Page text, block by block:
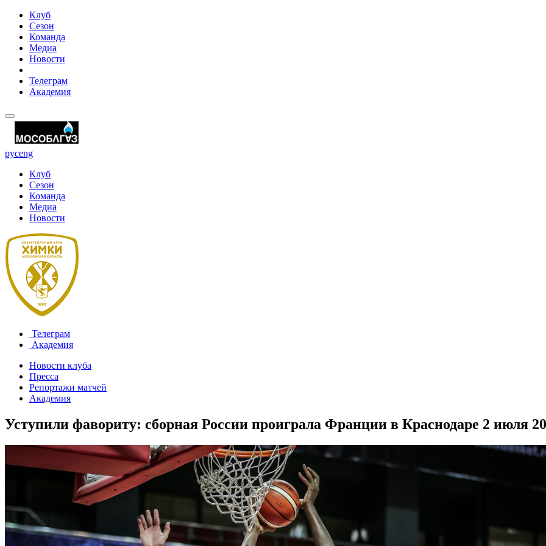
Клуб
Сезон
Команда
Медиа
Новости
Телеграм
Академия
русeng
Клуб
Сезон
Команда
Медиа
Новости
Телеграм
Академия
Новости клуба
Пресса
Репортажи матчей
Академия
Уступили фавориту: сборная России проиграла Франции в Краснодаре 2 июля